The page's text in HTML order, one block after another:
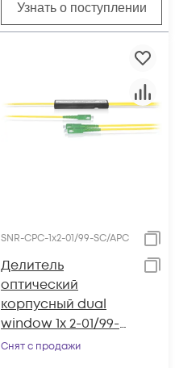
Узнать о поступлении
SNR-CPC-1x2-01/99-SC/APC
Делитель
оптический
корпусный dual
window 1х 2-01/99-
SC/APC
Снят с продажи